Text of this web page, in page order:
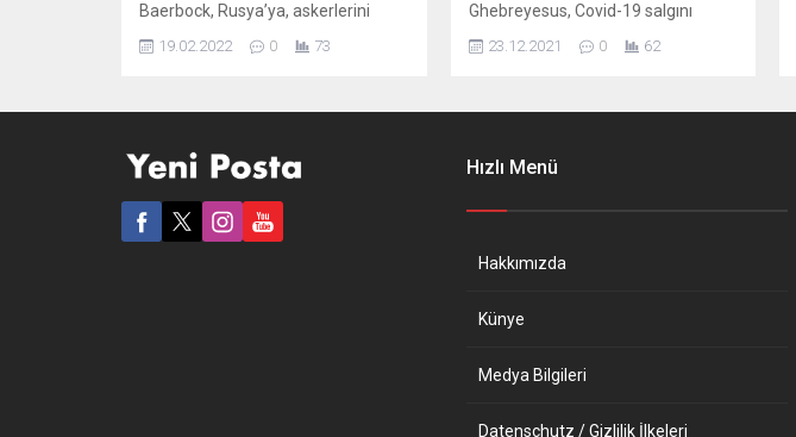
Baerbock, Rusya’ya, askerlerini
Ukrayna sınırlarından derhal geri
çekmesi çağrısında bulundu.
çekmeye çağırıyoruz” dedi.
Rusya’nın, Ukrayna sınırına asker
konuşlandırmasıyla “kabul edilemez
bir tehdit” oluşturduğunu kaydeden
19.02.2022 0 73
Ghebreyesus, Covid-19 salgını
nedeniyle 2021’in tüm dünyada
sancılı geçtiğini ve ders alınması
olmalı“ dedi. DSÖ Genel Direktörü
23.12.2021 0 62
Hızlı Menü
Hakkımızda
Künye
Medya Bilgileri
Datenschutz / Gizlilik İlkeleri